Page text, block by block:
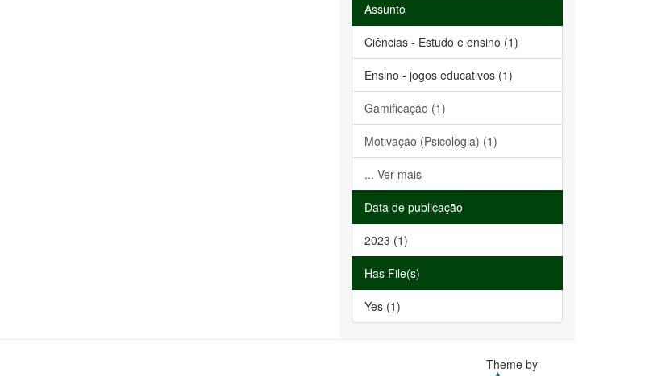
Assunto
Ciências - Estudo e ensino (1)
Ensino - jogos educativos (1)
Gamificação (1)
Motivação (Psicologia) (1)
... Ver mais
Data de publicação
2023 (1)
Has File(s)
Yes (1)
Theme by